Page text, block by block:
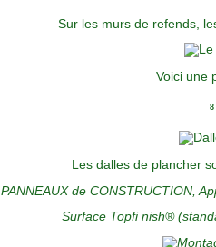
Sur les murs de refends,
Voici une
8
Les dalles de plancher
PANNEAUX de CONSTRUCTION,
Surface Topfi nish®